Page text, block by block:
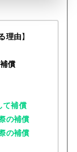
理由】
償
て補償
の補償
の補償